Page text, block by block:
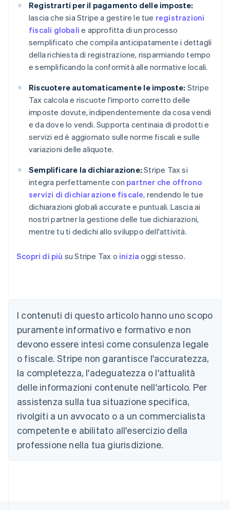
Registrarti per il pagamento delle imposte:
lascia che sia Stripe a gestire le tue registrazioni
fiscali globali e approfitta di un processo
semplificato che compila anticipatamente i dettagli
della richiesta di registrazione, risparmiando tempo
e semplificando la conformità alle normative locali.
Riscuotere automaticamente le imposte: Stripe
Tax calcola e riscuote l'importo corretto delle
imposte dovute, indipendentemente da cosa vendi
e da dove lo vendi. Supporta centinaia di prodotti e
servizi ed è aggiornato sulle norme fiscali e sulle
variazioni delle aliquote.
Semplificare la dichiarazione: Stripe Tax si
integra perfettamente con partner che offrono
servizi di dichiarazione fiscale, rendendo le tue
dichiarazioni globali accurate e puntuali. Lascia ai
nostri partner la gestione delle tue dichiarazioni,
mentre tu ti dedichi allo sviluppo dell'attività.
Scopri di più su Stripe Tax o inizia oggi stesso.
I contenuti di questo articolo hanno uno scopo
puramente informativo e formativo e non
devono essere intesi come consulenza legale
o fiscale. Stripe non garantisce l'accuratezza,
la completezza, l'adeguatezza o l'attualità
delle informazioni contenute nell'articolo. Per
assistenza sulla tua situazione specifica,
rivolgiti a un avvocato o a un commercialista
competente e abilitato all'esercizio della
professione nella tua giurisdizione.
Australia
English
Austria
Belgio
NederlandsFrançaisDeutschEnglish
Brasile
Português English
Bulgaria